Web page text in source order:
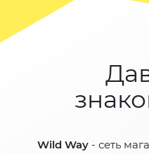
Wild Way - сеть